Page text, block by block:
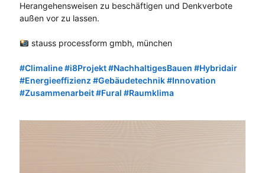
Herangehensweisen zu beschäftigen und Denkverbote
außen vor zu lassen.
stauss processform gmbh, münchen
Hashtag
#Climaline
Hashtag
#i8Projekt
Hashtag
#NachhaltigesBauen
Hashtag
#Hybridair
Hashtag
#Energieeffizienz
Hashtag
#Gebäudetechnik
Hashtag
#Innovation
Hashtag
#Zusammenarbeit#Fural #Raumklima